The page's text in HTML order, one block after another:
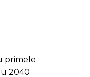
primele
2040